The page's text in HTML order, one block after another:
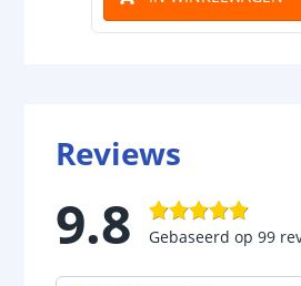
Reviews
9.8 Gebaseerd op 99